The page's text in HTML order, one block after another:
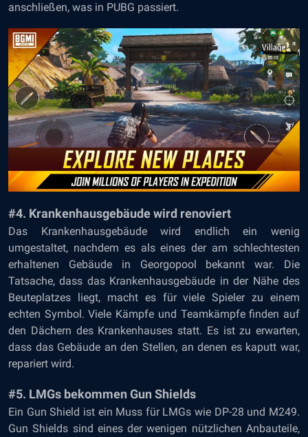
anschließen, was in PUBG passiert.
#4. Krankenhausgebäude wird renoviert
Das Krankenhausgebäude wird endlich ein wenig
umgestaltet, nachdem es als eines der am schlechtesten
erhaltenen Gebäude in Georgopool bekannt war. Die
Tatsache, dass das Krankenhausgebäude in der Nähe des
Beuteplatzes liegt, macht es für viele Spieler zu einem
echten Symbol. Viele Kämpfe und Teamkämpfe finden auf
den Dächern des Krankenhauses statt. Es ist zu erwarten,
dass das Gebäude an den Stellen, an denen es kaputt war,
repariert wird.
#5. LMGs bekommen Gun Shields
Ein Gun Shield ist ein Muss für LMGs wie DP-28 und M249.
Gun Shields sind eines der wenigen nützlichen Anbauteile,